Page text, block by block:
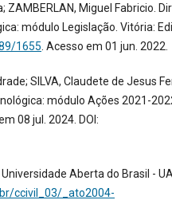
ZAMBERLAN, Miguel Fabricio.
módulo Legislação. Vitória:
1655 . Acesso em 01 jun. 2022.
SILVA, Claudete de Jesus
módulo Ações 2021-
08 jul. 2024. DOI:
Aberta do Brasil -
ccivil_03/_ato2004-